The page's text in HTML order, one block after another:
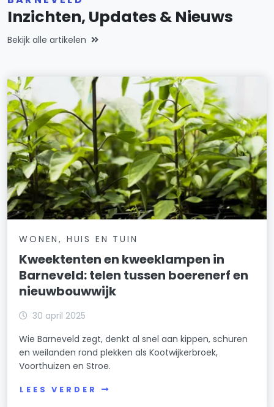
Inzichten, Updates & Nieuws
Bekijk alle artikelen
WONEN, HUIS EN TUIN
Kweektenten en kweeklampen in
Barneveld: telen tussen boerenerf en
nieuwbouwwijk
30 april 2025
Wie Barneveld zegt, denkt al snel aan kippen, schuren
en weilanden rond plekken als Kootwijkerbroek,
Voorthuizen en Stroe.
LEES VERDER